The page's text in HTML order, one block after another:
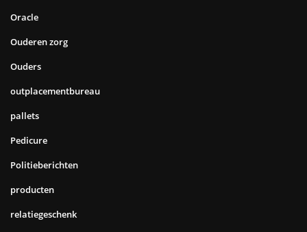
Oracle
Ouderen zorg
Ouders
outplacementbureau
pallets
Pedicure
Politieberichten
producten
relatiegeschenk